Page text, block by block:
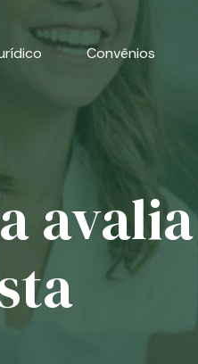
Convênios